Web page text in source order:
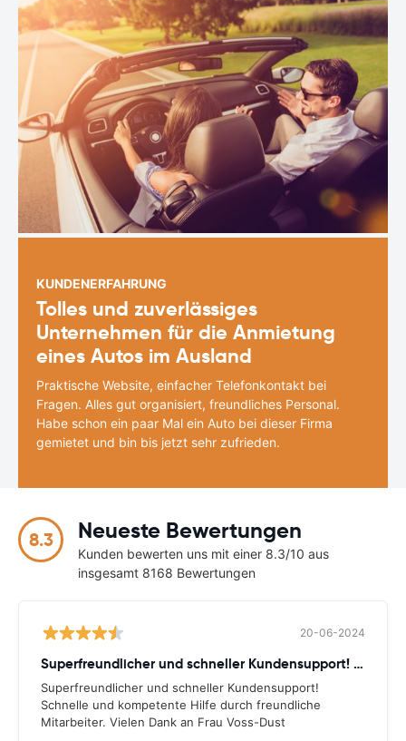
KUNDENERFAHRUNG
Tolles und zuverlässiges
Unternehmen für die Anmietung
eines Autos im Ausland
Praktische Website, einfacher Telefonkontakt bei
Fragen. Alles gut organisiert, freundliches Personal.
Habe schon ein paar Mal ein Auto bei dieser Firma
gemietet und bin bis jetzt sehr zufrieden.
8.3 Neueste Bewertungen
Kunden bewerten uns mit einer 8.3/10 aus
insgesamt 8168 Bewertungen
20-06-2024
Superfreundlicher und schneller Kundensupport! Schnelle
Superfreundlicher und schneller Kundensupport!
Schnelle und kompetente Hilfe durch freundliche
Mitarbeiter. Vielen Dank an Frau Voss-Dust